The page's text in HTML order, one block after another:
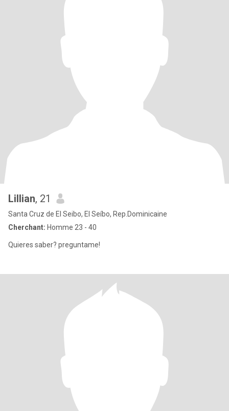
Lillian, 21
Santa Cruz de El Seibo, El Seíbo, Rep.Dominicaine
Cherchant: Homme 23 - 40
Quieres saber? preguntame!